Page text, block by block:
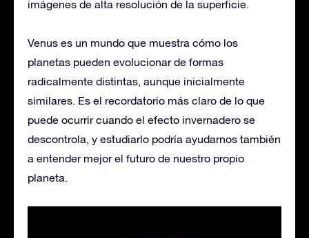
imágenes de alta resolución de la superficie.
Venus es un mundo que muestra cómo los
planetas pueden evolucionar de formas
radicalmente distintas, aunque inicialmente
similares. Es el recordatorio más claro de lo que
puede ocurrir cuando el efecto invernadero se
descontrola, y estudiarlo podría ayudarnos también
a entender mejor el futuro de nuestro propio
planeta.